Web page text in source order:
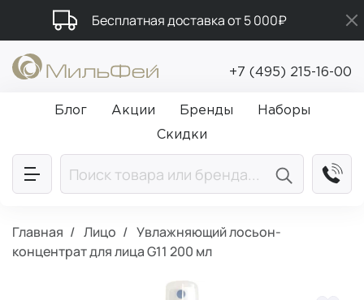
Бесплатная доставка от 5 000₽
Промокод ПРИВЕТ
Подарки в каждый заказ от 5 000₽
+7 (495) 215-16-00
Блог Акции Бренды
Наборы
Скидки
Главная Лицо
Увлажняющий лосьон-
концентрат для лица G11 200 мл